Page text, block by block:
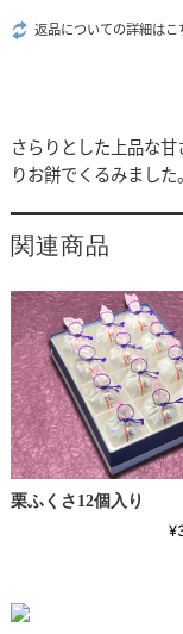
返品についての詳細はこ
さらりとした上品な
りお餅でくるみました。
関連商品
栗ふくさ12個入り